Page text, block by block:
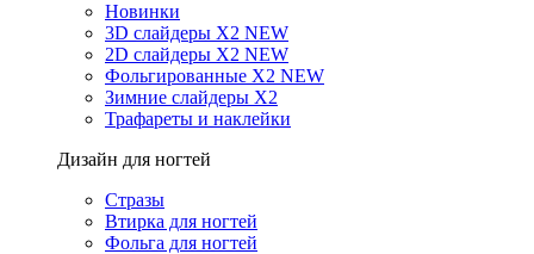
Новинки
3D слайдеры X2 NEW
2D слайдеры X2 NEW
Фольгированные X2 NEW
Зимние слайдеры Х2
Трафареты и наклейки
Дизайн для ногтей
Стразы
Втирка для ногтей
Фольга для ногтей